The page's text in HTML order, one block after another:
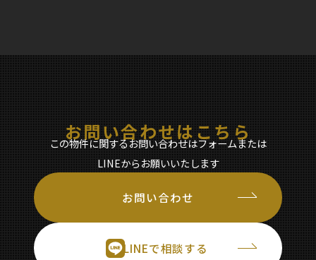
お問い合わせはこちら
この物件に関するお問い合わせはフォームまたは
LINEからお願いいたします
お問い合わせ
LINEで相談する